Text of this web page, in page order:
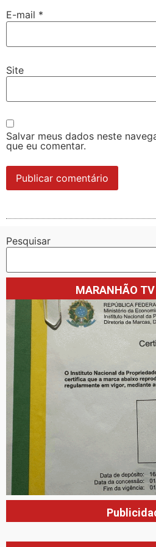
E-mail *
Site
Salvar meus dados neste
que eu comentar.
Pesquisar
MARANHÃO